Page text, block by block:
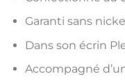
Garanti sans
Dans son écrin
Accompagné